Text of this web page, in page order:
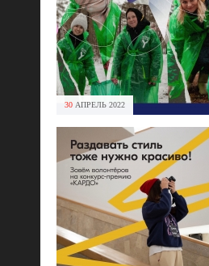
30 АПРЕЛЬ 2022